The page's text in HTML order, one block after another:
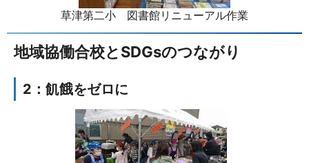
草津第二小 図書館リニューアル作業
地域協働合校とSDGsのつながり
2：飢餓をゼロに